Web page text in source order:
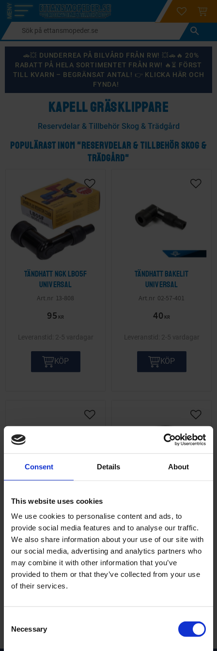
Consent Details About
This website uses cookies
We use cookies to personalise content and ads, to
provide social media features and to analyse our traffic.
We also share information about your use of our site with
our social media, advertising and analytics partners who
may combine it with other information that you’ve
provided to them or that they’ve collected from your use
of their services.
Necessary
Meny
login
🚗💥 DUNDERREA PÅ BILVÅRD FRÅN RW! 💥🚗🔥 20%
RABATT PÅ HELA SORTIMENTET FRÅN RW! 🔥⏳ FÖRST
TILL KVARN – BEGRÄNSAT ANTAL! 👉 KLICKA HÄR OCH
FYNDA!
KAPELL GRÄSKLIPPARE
Reservdelar & Tillbehör Skog & Trädgård
POPULÄRAST INOM "RESERVDELAR & TILLBEHÖR SKOG &
TRÄDGÅRD"
Tändhatt NGK LB05F
Universal
13-808
95 KR
2-5 vardagar
KÖP
Tändhatt Bakelit
Universal
02-57-401
40 KR
2-5 vardagar
KÖP
Tändkabel 5mm
Universal
T020-05-34-101
29KR
Universal
T048-05-34-201
29KR